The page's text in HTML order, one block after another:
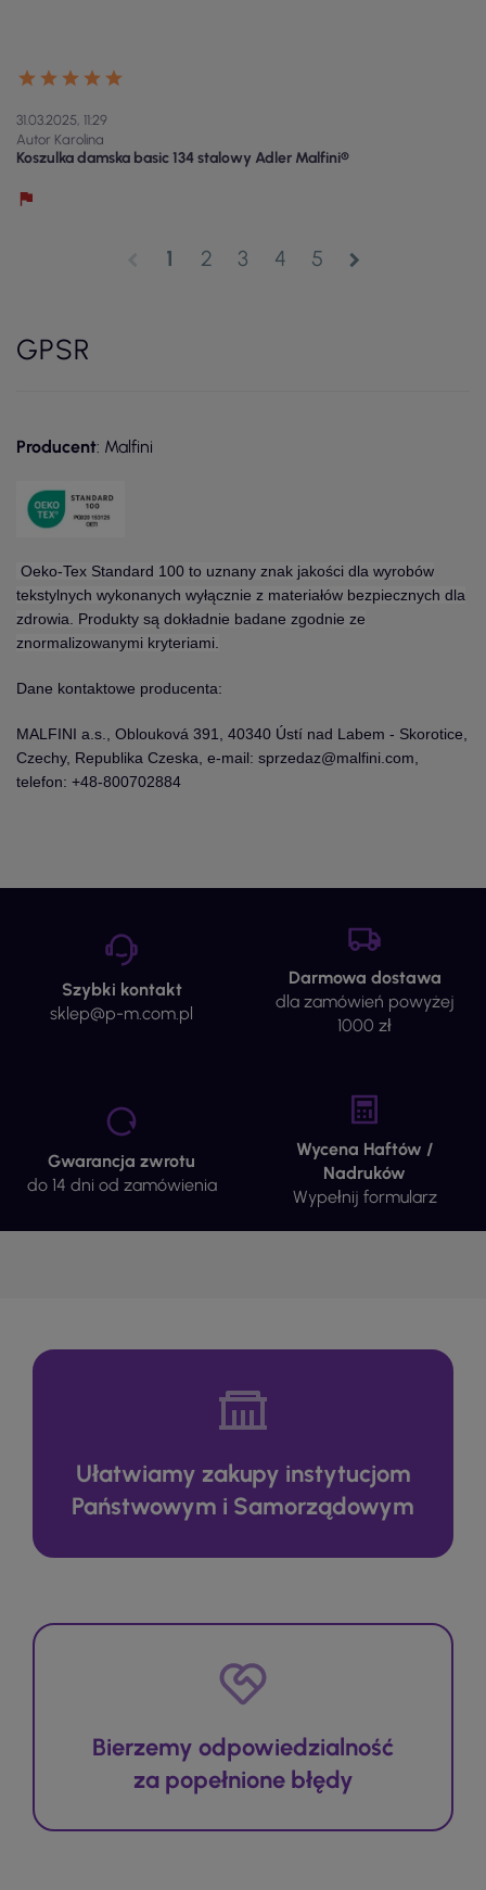
31.03.2025, 11:29
Autor Karolina
Koszulka damska basic 134 stalowy Adler Malfini®
1 2 3 4 5 chevron_right
GPSR
Producent: Malfini
Oeko-Tex Standard 100 to uznany znak jakości dla wyrobów
tekstylnych wykonanych wyłącznie z materiałów bezpiecznych dla
zdrowia. Produkty są dokładnie badane zgodnie ze
znormalizowanymi kryteriami.
Dane kontaktowe producenta:
MALFINI a.s., Oblouková 391, 40340 Ústí nad Labem - Skorotice,
Czechy, Republika Czeska, e-mail: sprzedaz@malfini.com,
telefon: +48-800702884
Szybki kontakt
sklep@p-m.com.pl
Darmowa dostawa
dla zamówień powyżej
1000 zł
Gwarancja zwrotu
do 14 dni od zamówienia
Wycena Haftów /
Nadruków
Wypełnij formularz
Ułatwiamy zakupy instytucjom
Państwowym i Samorządowym
Bierzemy odpowiedzialność
za popełnione błędy